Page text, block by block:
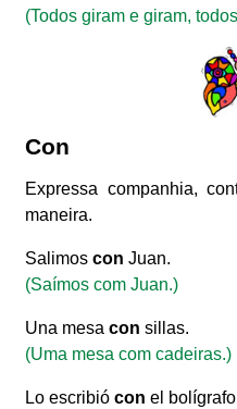
(Todos giram e giram,
Con
Expressa companhia,
maneira.
Salimoscon Juan.
(Saímos com Juan.)
Una mesacon sillas.
(Uma mesa com cadeiras.)
Lo escribiócon el